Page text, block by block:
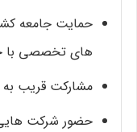
های تخصصی با
مشارکت قریب به ۳۰۰ شرکت داخلی و
حضور شرکت هایی